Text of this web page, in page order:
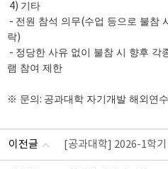
4) 기타
- 전원 참석 의무(수업 등으로 불참
락)
- 정당한 사유 없이 불참 시 향후 각
램 참여 제한
※ 문의 : 공과대학 자기개발 해외연
이전글